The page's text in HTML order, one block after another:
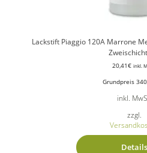
Lackstift Piaggio 120A Marrone
20,41€ inkl.
Grundpreis
inkl.
zzgl.
Details